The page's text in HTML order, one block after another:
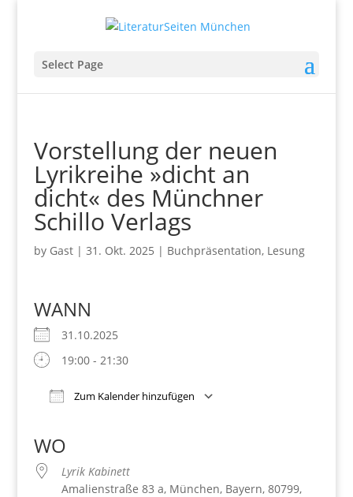
Select Page
Vorstellung der neuen
Lyrikreihe »dicht an
dicht« des Münchner
Schillo Verlags
by Gast| 31. Okt. 2025 | Buchpräsentation, Lesung
WANN
31.10.2025
19:00 - 21:30
Zum Kalender hinzufügen
WO
Lyrik Kabinett
Amalienstraße 83 a, München, Bayern, 80799,